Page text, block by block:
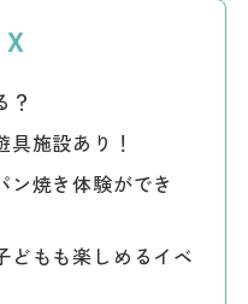
？
施設あり！
焼き体験ができ
もも楽しめるイベ